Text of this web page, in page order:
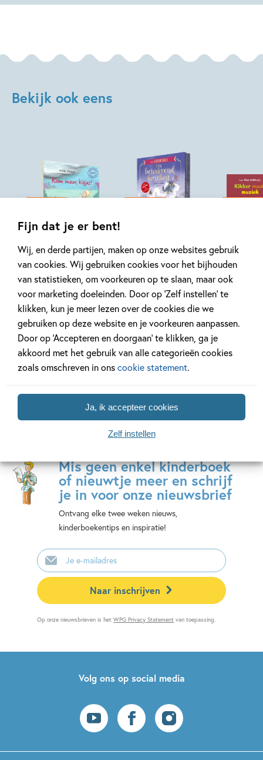
Fijn dat je er bent!
Wij, en derde partijen, maken op onze websites gebruik
van cookies. Wij gebruiken cookies voor het bijhouden
van statistieken, om voorkeuren op te slaan, maar ook
voor marketing doeleinden. Door op ‘Zelf instellen’ te
klikken, kun je meer lezen over de cookies die we
gebruiken op deze website en je voorkeuren aanpassen.
Door op ‘Accepteren en doorgaan’ te klikken, ga je
akkoord met het gebruik van alle categorieën cookies
zoals omschreven in onscookie statement.
Ja, ik accepteer cookies
Zelf instellen
Bjärbo,
Bjärbo,
Bekijk ook eens
Kipjes – Kom
maar, kipjes!
PAKKET (boek +
knuffeltje)
Hilde
Peters
22 ,50
Hardcover
Mijn adventboek
– Een
betoverend
kerstfeest
Natacha
Godeau,
Miss
15,99
Kikker –
maakt
Velthuijs
13,99
Mis geen enkel kinderboek
of nieuwtje meer en schrijf
je in voor onze nieuwsbrief
Ontvang elke twee weken nieuws,
kinderboekentips en inspiratie!
E-
mailadres
Naar inschrijven
Op onze nieuwsbrieven is hetWPG Privacy Statement van toepassing.
Volg ons op social media